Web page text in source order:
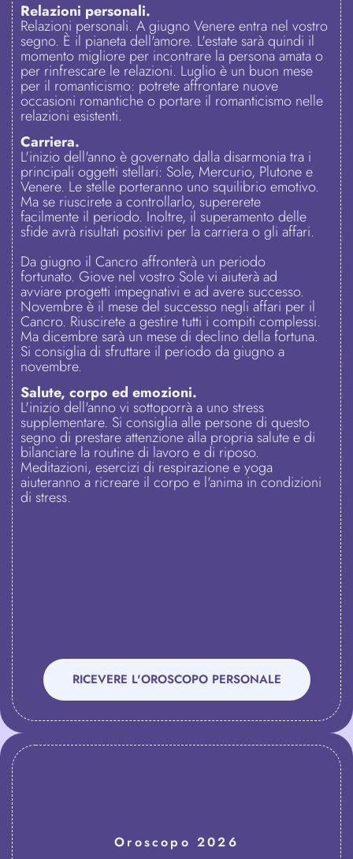
Relazioni personali.
Relazioni personali. A giugno Venere entra nel vostro
segno. È il pianeta dell'amore. L'estate sarà quindi il
momento migliore per incontrare la persona amata o
per rinfrescare le relazioni. Luglio è un buon mese
per il romanticismo: potrete affrontare nuove
occasioni romantiche o portare il romanticismo nelle
relazioni esistenti.
Carriera.
L'inizio dell'anno è governato dalla disarmonia tra i
principali oggetti stellari: Sole, Mercurio, Plutone e
Venere. Le stelle porteranno uno squilibrio emotivo.
Ma se riuscirete a controllarlo, supererete
facilmente il periodo. Inoltre, il superamento delle
sfide avrà risultati positivi per la carriera o gli affari.
Da giugno il Cancro affronterà un periodo
fortunato. Giove nel vostro Sole vi aiuterà ad
avviare progetti impegnativi e ad avere successo.
Novembre è il mese del successo negli affari per il
Cancro. Riuscirete a gestire tutti i compiti complessi.
Ma dicembre sarà un mese di declino della fortuna.
Si consiglia di sfruttare il periodo da giugno a
novembre.
Salute, corpo ed emozioni.
L'inizio dell'anno vi sottoporrà a uno stress
supplementare. Si consiglia alle persone di questo
segno di prestare attenzione alla propria salute e di
bilanciare la routine di lavoro e di riposo.
Meditazioni, esercizi di respirazione e yoga
aiuteranno a ricreare il corpo e l'anima in condizioni
di stress.
RICEVERE L'OROSCOPO PERSONALE
Oroscopo 2026